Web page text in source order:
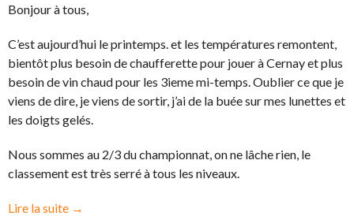
Bonjour à tous,
C’est aujourd’hui le printemps. et les températures remontent,
bientôt plus besoin de chaufferette pour jouer à Cernay et plus
besoin de vin chaud pour les 3ieme mi-temps. Oublier ce que je
viens de dire, je viens de sortir, j’ai de la buée sur mes lunettes et
les doigts gelés.
Nous sommes au 2/3 du championnat, on ne lâche rien, le
classement est très serré à tous les niveaux.
Lire la suite
« La
→